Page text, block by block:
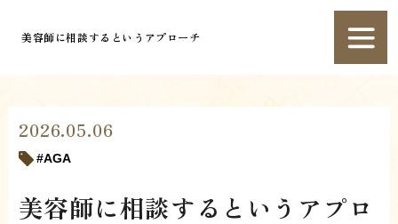
美容師に相談するというアプローチ
2026.05.06
AGA
美容師に相談するというアプロ